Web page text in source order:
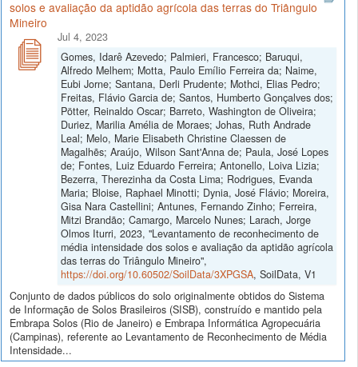
solos e avaliação da aptidão agrícola das terras do Triângulo
Mineiro
Jul 4, 2023
Gomes, Idarê Azevedo; Palmieri, Francesco; Baruqui,
Alfredo Melhem; Motta, Paulo Emílio Ferreira da; Naime,
Eubi Jorne; Santana, Derli Prudente; Mothci, Elias Pedro;
Freitas, Flávio Garcia de; Santos, Humberto Gonçalves dos;
Pötter, Reinaldo Oscar; Barreto, Washington de Oliveira;
Duriez, Marilia Amélia de Moraes; Johas, Ruth Andrade
Leal; Melo, Marie Elisabeth Christine Claessen de
Magalhẽs; Araújo, Wilson Sant'Anna de; Paula, José Lopes
de; Fontes, Luiz Eduardo Ferreira; Antonello, Loiva Lizia;
Bezerra, Therezinha da Costa Lima; Rodrigues, Evanda
Maria; Bloise, Raphael Minotti; Dynia, José Flávio; Moreira,
Gisa Nara Castellini; Antunes, Fernando Zinho; Ferreira,
Mitzi Brandão; Camargo, Marcelo Nunes; Larach, Jorge
Olmos Iturri, 2023, "Levantamento de reconhecimento de
média intensidade dos solos e avaliação da aptidão agrícola
das terras do Triângulo Mineiro",
https://doi.org/10.60502/SoilData/3XPGSA, SoilData, V1
Conjunto de dados públicos do solo originalmente obtidos do Sistema
de Informação de Solos Brasileiros (SISB), construído e mantido pela
Embrapa Solos (Rio de Janeiro) e Embrapa Informática Agropecuária
(Campinas), referente ao Levantamento de Reconhecimento de Média
Intensidade...